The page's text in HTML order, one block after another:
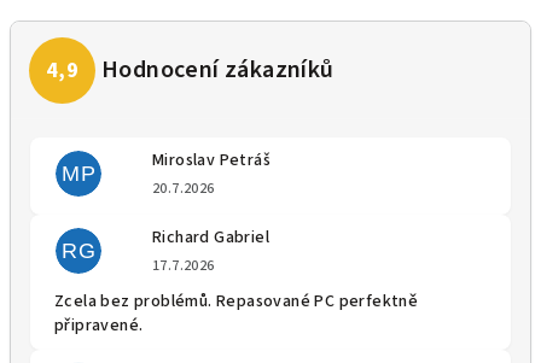
MP
Miroslav Petráš
20.7.2026
RG
Richard Gabriel
17.7.2026
Zcela bez problémů. Repasované PC perfektně
připravené.